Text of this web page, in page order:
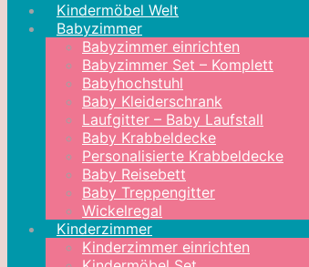
Kindermöbel Welt
Babyzimmer
Babyzimmer einrichten
Babyzimmer Set – Komplett
Babyhochstuhl
Baby Kleiderschrank
Laufgitter – Baby Laufstall
Baby Krabbeldecke
Personalisierte Krabbeldecke
Baby Reisebett
Baby Treppengitter
Wickelregal
Kinderzimmer
Kinderzimmer einrichten